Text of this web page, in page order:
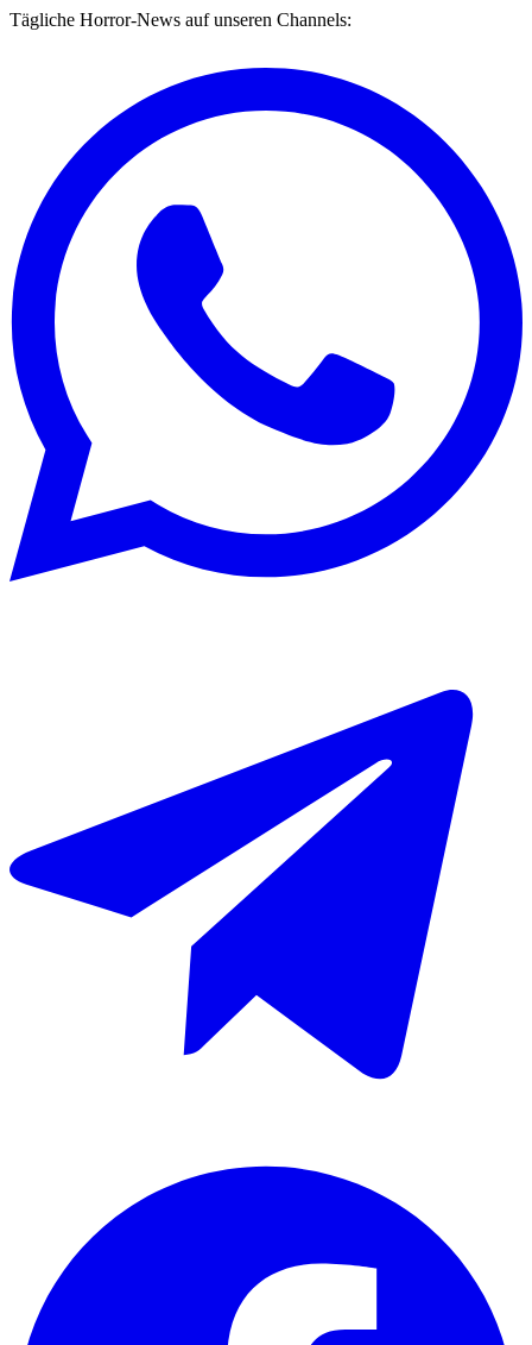
Tägliche Horror-News auf unseren Channels: